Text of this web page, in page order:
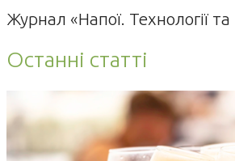
Журнал «Напої. Технології та
Останні статті